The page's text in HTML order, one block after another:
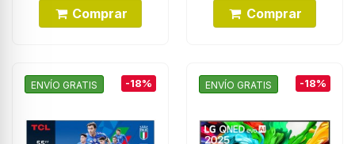
Comprar Comprar
ENVÍO GRATIS -18% ENVÍO GRATIS -18%